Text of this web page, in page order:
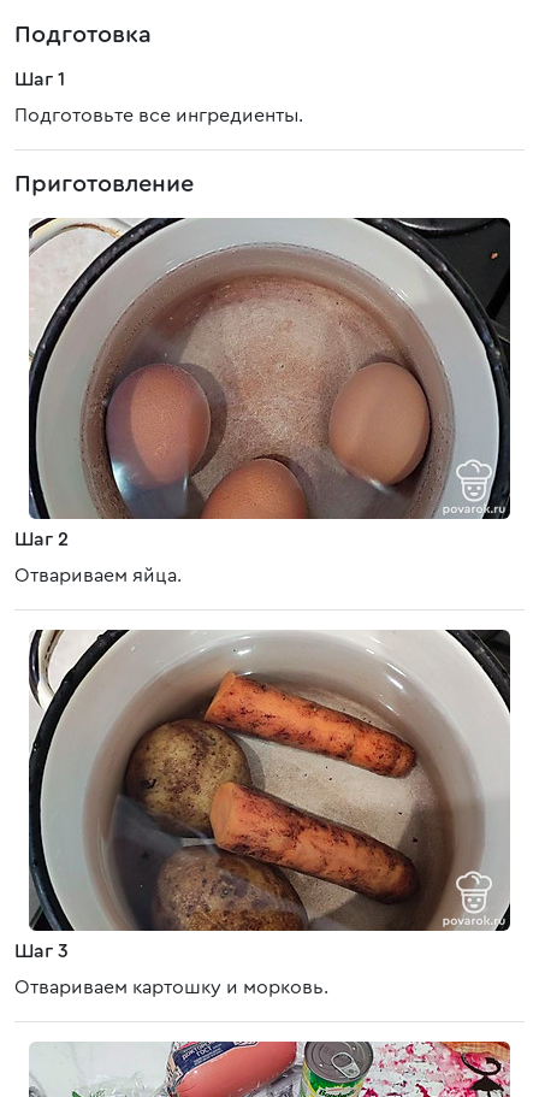
Подготовка
Шаг 1
Подготовьте все ингредиенты.
Приготовление
Шаг 2
Отвариваем яйца.
Шаг 3
Отвариваем картошку и морковь.